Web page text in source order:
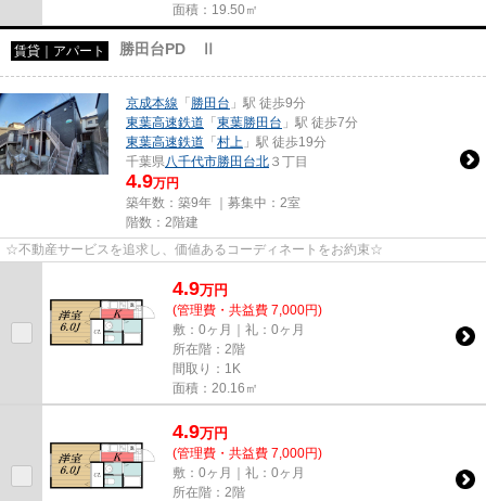
面積：19.50㎡
賃貸｜アパート 勝田台PD Ⅱ
京成本線 「勝田台 」駅 徒歩9分
東葉高速鉄道 「東葉勝田台 」駅 徒歩7分
東葉高速鉄道 「村上 」駅 徒歩19分
千葉県 八千代市勝田台北 ３丁目
4.9万円
築年数：築9年 ｜募集中： 2室
階数：2階建
☆不動産サービスを追求し、価値あるコーディネートをお約束☆
4.9万円
(管理費・共益費 7,000円)
敷：0ヶ月｜礼：0ヶ月
所在階：2階
間取り：1K
面積：20.16㎡
4.9万円
(管理費・共益費 7,000円)
敷：0ヶ月｜礼：0ヶ月
所在階：2階